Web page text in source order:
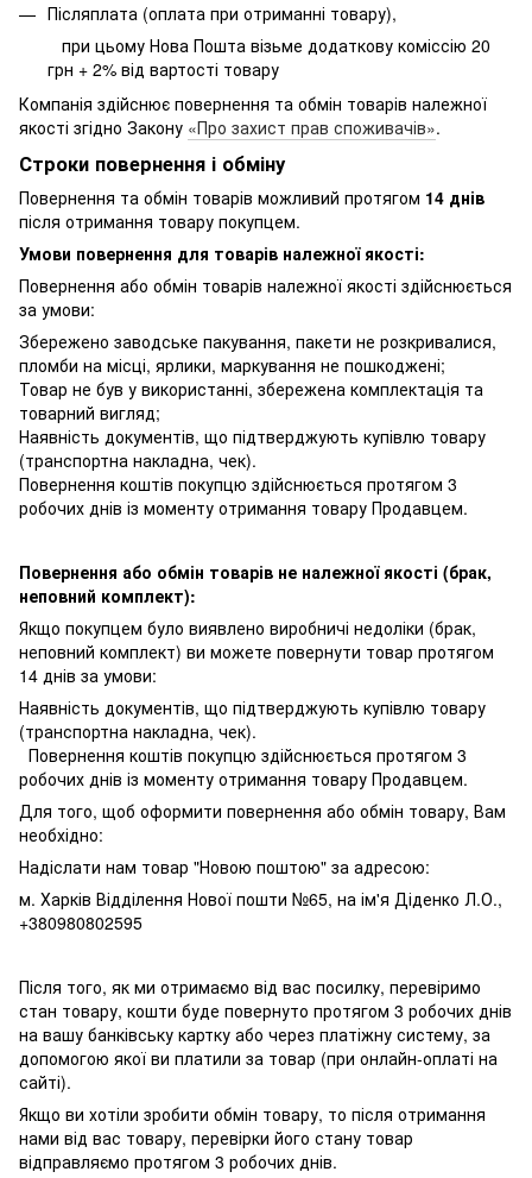
Післяплата (оплата при отриманні товару),
при цьому Нова Пошта візьме додаткову коміссію 20
грн + 2% від вартості товару
Компанія здійснює повернення та обмін товарів належної
якості згідно Закону «Про захист прав споживачів».
Строки повернення і обміну
Повернення та обмін товарів можливий протягом 14 днів
після отримання товару покупцем.
Умови повернення для товарів належної якості:
Повернення або обмін товарів належної якості здійснюється
за умови:
Збережено заводське пакування, пакети не розкривалися,
пломби на місці, ярлики, маркування не пошкоджені;
Товар не був у використанні, збережена комплектація та
товарний вигляд;
Наявність документів, що підтверджують купівлю товару
(транспортна накладна, чек).
Повернення коштів покупцю здійснюється протягом 3
робочих днів із моменту отримання товару Продавцем.
Повернення або обмін товарів не належної якості (брак,
неповний комплект):
Якщо покупцем було виявлено виробничі недоліки (брак,
неповний комплект) ви можете повернути товар протягом
14 днів за умови:
Наявність документів, що підтверджують купівлю товару
(транспортна накладна, чек).
Повернення коштів покупцю здійснюється протягом 3
робочих днів із моменту отримання товару Продавцем.
Для того, щоб оформити повернення або обмін товару, Вам
необхідно:
Надіслати нам товар "Новою поштою" за адресою:
м. Харків Відділення Нової пошти №65, на ім'я Діденко Л.О.,
+380980802595
Після того, як ми отримаємо від вас посилку, перевіримо
стан товару, кошти буде повернуто протягом 3 робочих днів
на вашу банківську картку або через платіжну систему, за
допомогою якої ви платили за товар (при онлайн-оплаті на
сайті).
Якщо ви хотіли зробити обмін товару, то після отримання
нами від вас товару, перевірки його стану товар
відправляємо протягом 3 робочих днів.